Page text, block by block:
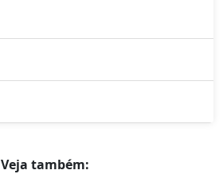
Veja também: